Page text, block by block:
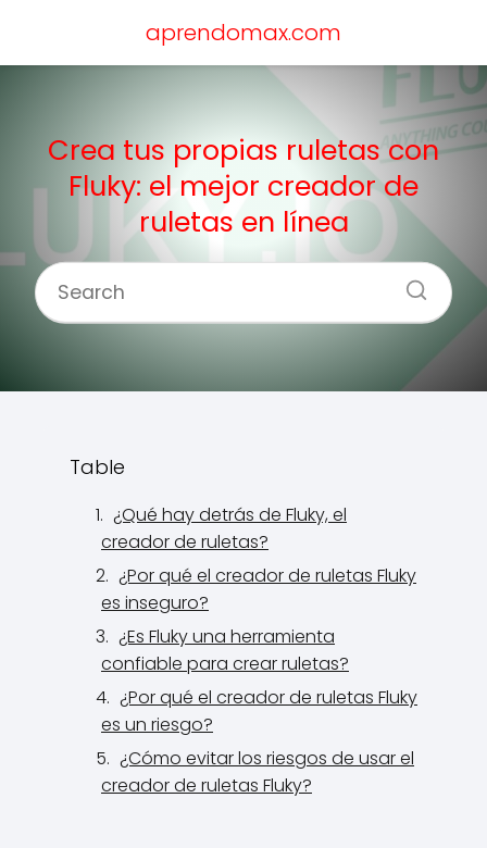
aprendomax.com
Crea tus propias ruletas con
Fluky: el mejor creador de
ruletas en línea
Table
¿Qué hay detrás de Fluky, el
creador de ruletas?
¿Por qué el creador de ruletas Fluky
es inseguro?
¿Es Fluky una herramienta
confiable para crear ruletas?
¿Por qué el creador de ruletas Fluky
es un riesgo?
¿Cómo evitar los riesgos de usar el
creador de ruletas Fluky?